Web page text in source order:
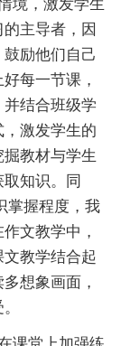
境，激发学生
主导者，因
励他们自己
每一节课，
结合班级学
激发学生的
教材与学生
知识。同
掌握程度，我
文教学中，
教学结合起
想象画面，